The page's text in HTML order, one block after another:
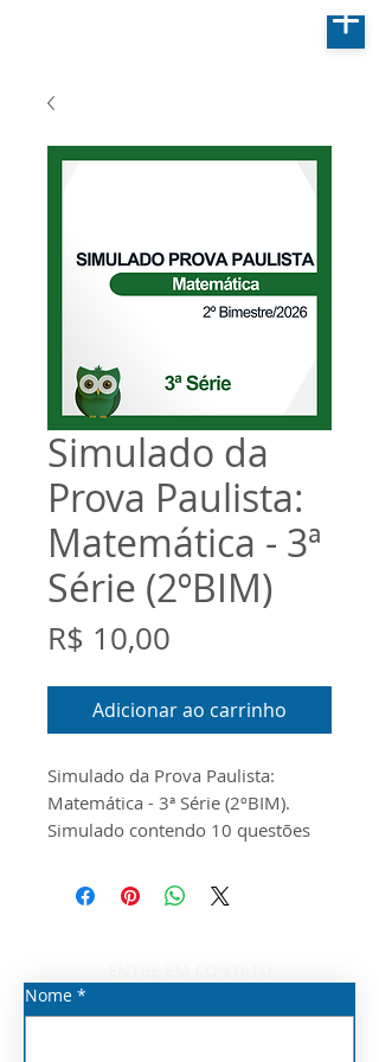
Simulado da
Prova Paulista:
Matemática - 3ª
Série (2ºBIM)
R$ 10,00
Adicionar ao carrinho
Simulado da Prova Paulista:
Matemática - 3ª Série (2ºBIM).
Simulado contendo 10 questões
Nome *